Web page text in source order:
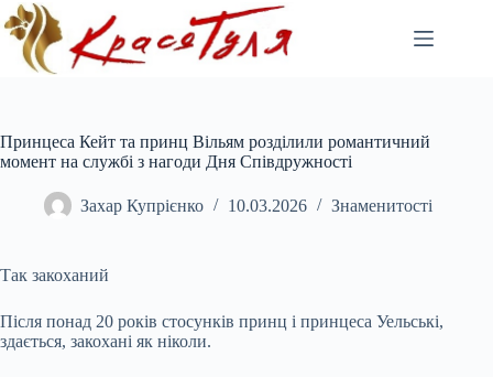
Перейти
до
вмісту
Принцеса Кейт та принц Вільям розділили романтичний
момент на службі з нагоди Дня Співдружності
Захар Купрієнко 10.03.2026 Знаменитості
Так закоханий
Після понад 20 років стосунків принц і принцеса Уельські,
здається, закохані як ніколи.